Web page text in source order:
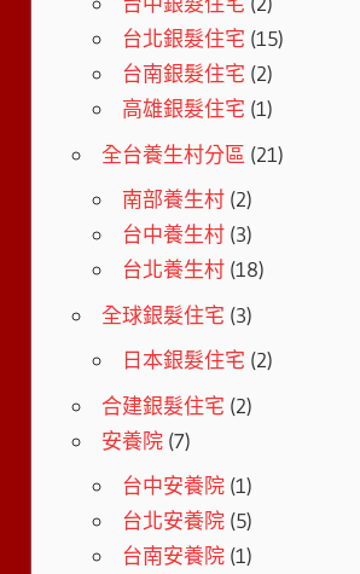
台北銀髮住宅 (15)
台南銀髮住宅 (2)
高雄銀髮住宅 (1)
全台養生村分區 (21)
南部養生村(2)
台中養生村(3)
台北養生村(18)
全球銀髮住宅 (3)
日本銀髮住宅 (2)
合建銀髮住宅 (2)
安養院(7)
台中安養院(1)
台北安養院(5)
台南安養院(1)